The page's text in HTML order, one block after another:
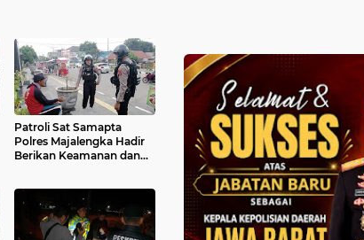
Patroli Sat Samapta
Polres Majalengka Hadir
Berikan Keamanan dan